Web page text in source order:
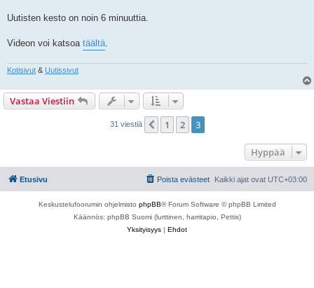
Uutisten kesto on noin 6 minuuttia.
Videon voi katsoa täältä.
Kotisivut & Uutissivut
Vastaa Viestiin
31 viestiä Edellinen
1 2 3
Hyppää
Etusivu Kaikki ajat ovat UTC+03:00
Poista evästeet
Keskustelufoorumin ohjelmisto phpBB® Forum Software © phpBB Limited
Käännös: phpBB Suomi (lurttinen, harritapio, Pettis)
Yksityisyys | Ehdot